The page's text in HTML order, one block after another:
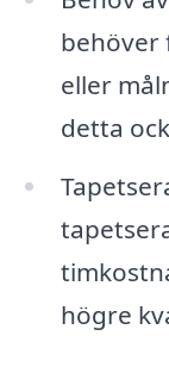
behöver
eller
detta
högre